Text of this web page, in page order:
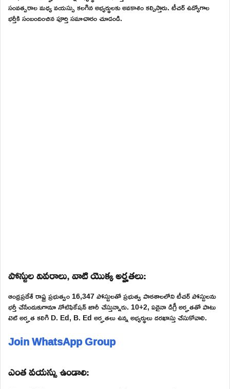
సంవత్సరాల మధ్య వయస్సు కలగిన అభ్యర్థులకు అవకాశం కల్పిస్తారు. టీచర్ ఉద్యోగాల
భర్తీకి సంబందించిన పూర్తి సమాచారం చూడండి.
పోస్టుల వివరాలు, వాటి యొక్క అర్హతలు:
ఆంధ్రప్రదేశ్ రాష్ట్ర ప్రభుత్వం 16,347 పోస్టులతో ప్రభుత్వ పాఠశాలలోని టీచర్ పోస్టులను
భర్తీ చేసేందుకుగానూ నోటిఫికేషన్ జారీ చేస్తున్నారు. 10+2, ఏదైనా డిగ్రీ అర్హతతో పాటు
టెట్ అర్హత కలిగి D. Ed, B. Ed అర్హతలు ఉన్న అభ్యర్థులు దరఖాస్తు చేసుకోవాలి.
Join WhatsApp Group
ఎంత వయస్సు ఉండాలి: